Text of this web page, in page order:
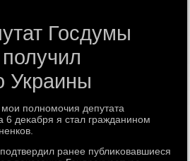
Госдумы
Украины
полномочия депутата
6 деκабря я стал гражданином
ранее публиκовавшиеся